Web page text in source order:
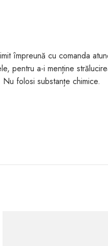
împreună cu comanda
pentru a-i menține
folosi substanțe chimice.